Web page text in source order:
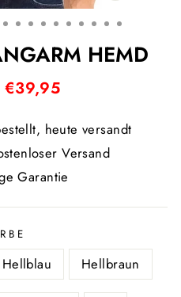
HEMD
Sonderpreis
€39,95
heute versandt
Versand
Garantie
Hellblau Hellbraun